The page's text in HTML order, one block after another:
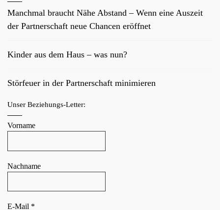
Manchmal braucht Nähe Abstand – Wenn eine Auszeit
der Partnerschaft neue Chancen eröffnet
Kinder aus dem Haus – was nun?
Störfeuer in der Partnerschaft minimieren
Unser Beziehungs-Letter:
Vorname
Nachname
E-Mail *